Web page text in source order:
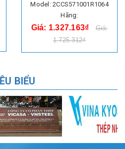
Model: 2CCS571001R1064
Hãng:
Giá: 1.327.163₫
Giá:
1.725.312₫
BIỂU